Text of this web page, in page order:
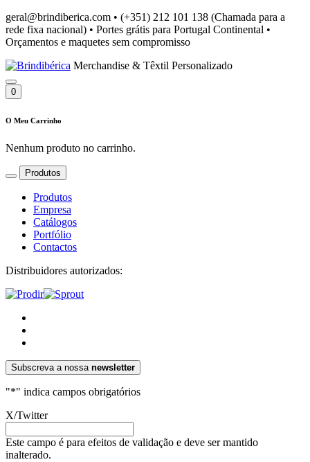
geral@brindiberica.com • (+351) 212 101 138 (Chamada para a
rede fixa nacional) • Portes grátis para Portugal Continental •
Orçamentos e maquetes sem compromisso
Merchandise & Têxtil Personalizado
0
O Meu Carrinho
Nenhum produto no carrinho.
Produtos
Produtos
Empresa
Catálogos
Portfólio
Contactos
Distribuidores autorizados:
Subscreva a nossa newsletter
"*" indica campos obrigatórios
X/Twitter
Este campo é para efeitos de validação e deve ser mantido
inalterado.